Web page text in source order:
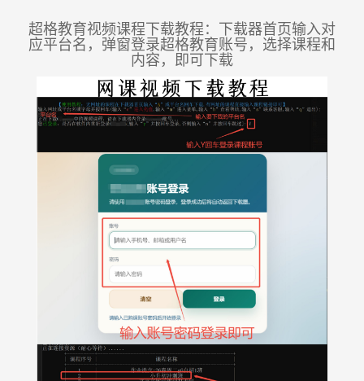
超格教育视频课程下载教程：下载器首页输入对
应平台名，弹窗登录超格教育账号，选择课程和
内容，即可下载